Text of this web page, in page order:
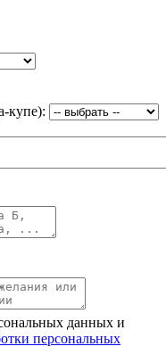
купе):
данных и
персональных